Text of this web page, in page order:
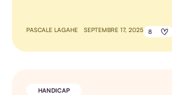
PASCALE LAGAHE SEPTEMBRE 17, 2025 8
HANDICAP